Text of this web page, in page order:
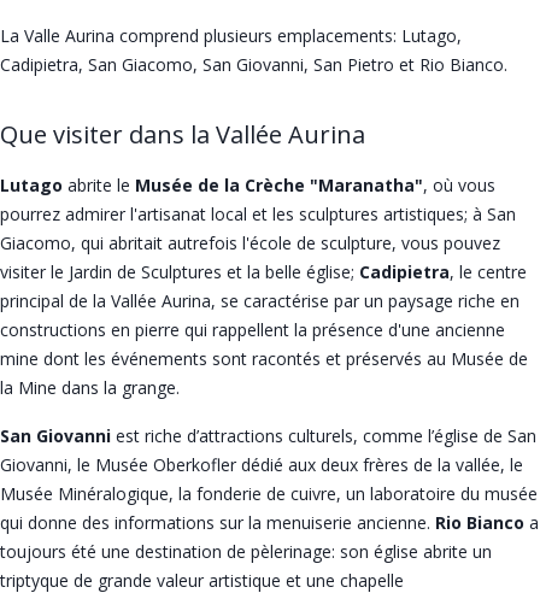
La Valle Aurina comprend plusieurs emplacements: Lutago,
Cadipietra, San Giacomo, San Giovanni, San Pietro et Rio Bianco.
Que visiter dans la Vallée Aurina
Lutago abrite le Musée de la Crèche "Maranatha", où vous
pourrez admirer l'artisanat local et les sculptures artistiques; à San
Giacomo, qui abritait autrefois l'école de sculpture, vous pouvez
visiter le Jardin de Sculptures et la belle église; Cadipietra, le centre
principal de la Vallée Aurina, se caractérise par un paysage riche en
constructions en pierre qui rappellent la présence d'une ancienne
mine dont les événements sont racontés et préservés au Musée de
la Mine dans la grange.
San Giovanni est riche d’attractions culturels, comme l’église de San
Giovanni, le Musée Oberkofler dédié aux deux frères de la vallée, le
Musée Minéralogique, la fonderie de cuivre, un laboratoire du musée
qui donne des informations sur la menuiserie ancienne. Rio Bianco a
toujours été une destination de pèlerinage: son église abrite un
triptyque de grande valeur artistique et une chapelle